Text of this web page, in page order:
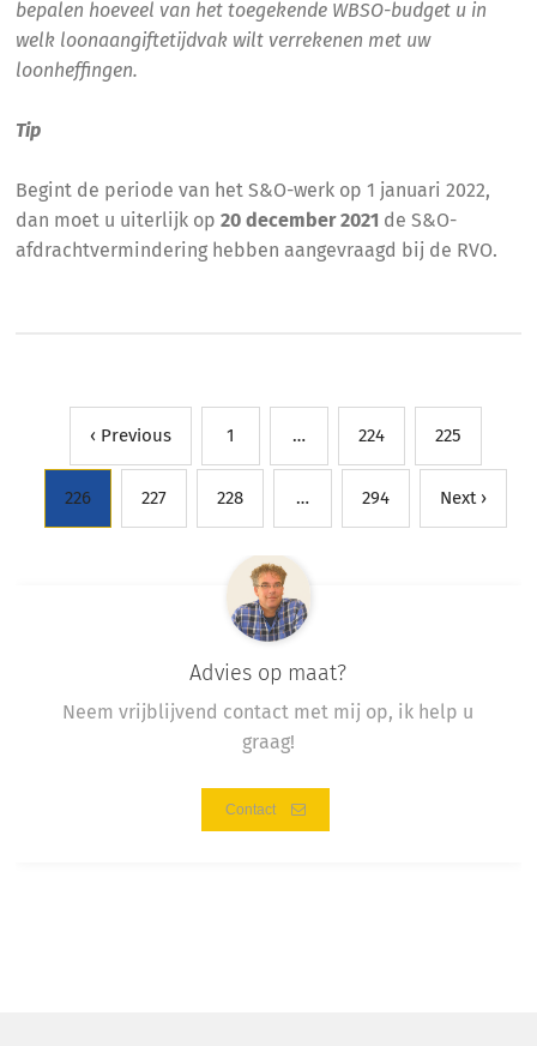
bepalen hoeveel van het toegekende WBSO-budget u in
welk loonaangiftetijdvak wilt verrekenen met uw
loonheffingen.
Tip
Begint de periode van het S&O-werk op 1 januari 2022,
dan moet u uiterlijk op20 december 2021 de S&O-
afdrachtvermindering hebben aangevraagd bij de RVO.
‹ Previous 1 … 224 225
226 227 228 … 294 Next ›
Advies op maat?
Neem vrijblijvend contact met mij op, ik help u
graag!
Contact